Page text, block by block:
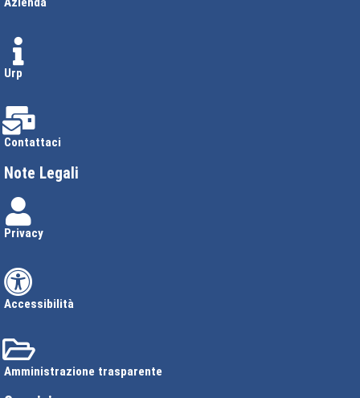
Urp
Contattaci
Note Legali
Privacy
Accessibilità
Amministrazione trasparente